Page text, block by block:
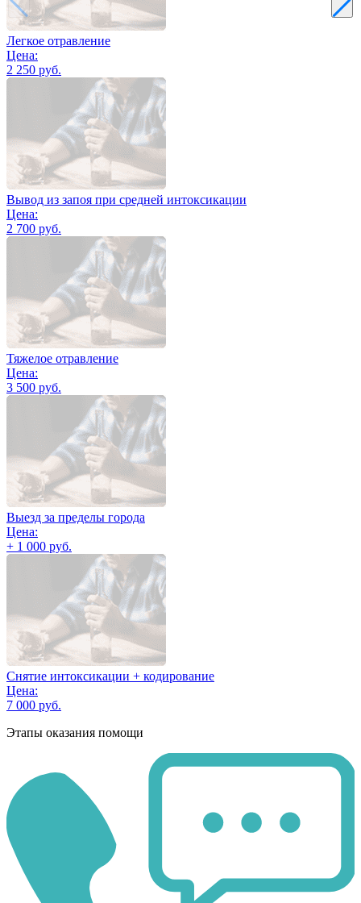
Легкое отравление
Цена:
2 250 руб.
Вывод из запоя при средней интоксикации
Цена:
2 700 руб.
Тяжелое отравление
Цена:
3 500 руб.
Выезд за пределы города
Цена:
+ 1 000 руб.
Снятие интоксикации + кодирование
Цена:
7 000 руб.
Этапы оказания помощи